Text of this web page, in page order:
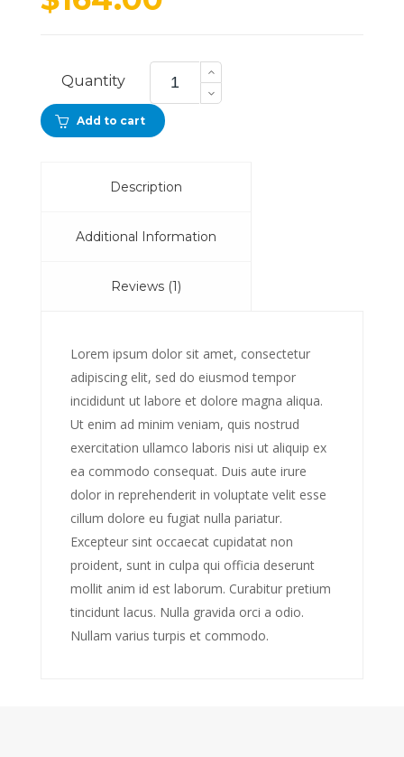
Quantity
Laser
Printer
quantity
Add to cart
Description
Additional Information
Reviews (1)
Lorem ipsum dolor sit amet, consectetur
adipiscing elit, sed do eiusmod tempor
incididunt ut labore et dolore magna aliqua.
Ut enim ad minim veniam, quis nostrud
exercitation ullamco laboris nisi ut aliquip ex
ea commodo consequat. Duis aute irure
dolor in reprehenderit in voluptate velit esse
cillum dolore eu fugiat nulla pariatur.
Excepteur sint occaecat cupidatat non
proident, sunt in culpa qui officia deserunt
mollit anim id est laborum. Curabitur pretium
tincidunt lacus. Nulla gravida orci a odio.
Nullam varius turpis et commodo.